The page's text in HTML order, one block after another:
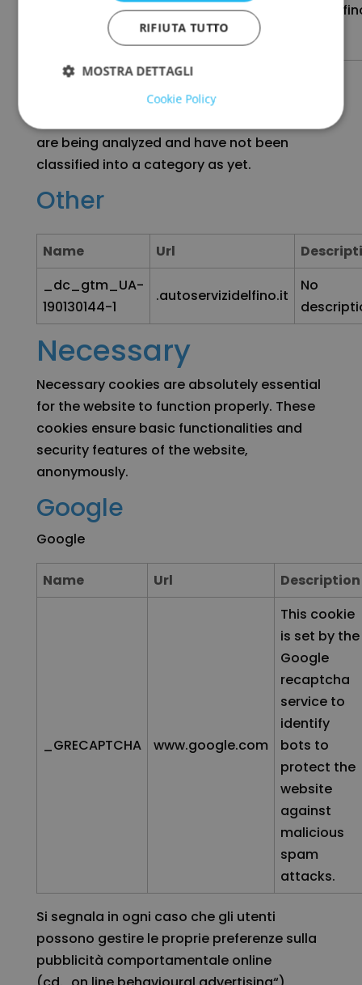
_gat_gtag_UA_190130144_1
Other
are being analyzed and have not been
classified into a category as yet.
Other
Name Url
_dc_gtm_UA-
190130144-1
.autoservizidelfino.it
No
Necessary
Necessary cookies are absolutely essential
for the website to function properly. These
cookies ensure basic functionalities and
security features of the website,
anonymously.
Google
Google
Name Url Description
_GRECAPTCHA www.google.com
This cookie
is set by the
Google
recaptcha
service to
identify
bots to
protect the
website
against
malicious
spam
attacks.
Si segnala in ogni caso che gli utenti
possono gestire le proprie preferenze sulla
pubblicità comportamentale online
RIFIUTA TUTTO
MOSTRA DETTAGLI
Cookie Policy